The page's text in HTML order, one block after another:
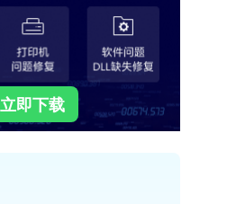
立即下载